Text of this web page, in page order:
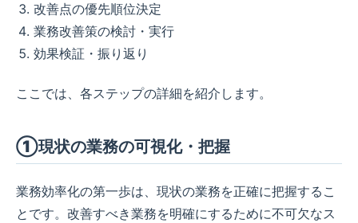
改善点の優先順位決定
業務改善策の検討・実行
効果検証・振り返り
ここでは、各ステップの詳細を紹介します。
①現状の業務の可視化・把握
業務効率化の第一歩は、現状の業務を正確に把握するこ
とです。改善すべき業務を明確にするために不可欠なス